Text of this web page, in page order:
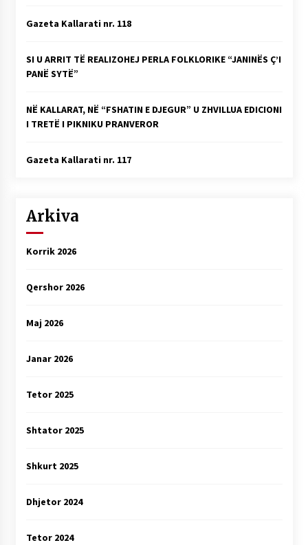
Gazeta Kallarati nr. 118
SI U ARRIT TË REALIZOHEJ PERLA FOLKLORIKE “JANINËS Ç’I
PANË SYTË”
NË KALLARAT, NË “FSHATIN E DJEGUR” U ZHVILLUA EDICIONI
I TRETË I PIKNIKU PRANVEROR
Gazeta Kallarati nr. 117
Arkiva
Korrik 2026
Qershor 2026
Maj 2026
Janar 2026
Tetor 2025
Shtator 2025
Shkurt 2025
Dhjetor 2024
Tetor 2024